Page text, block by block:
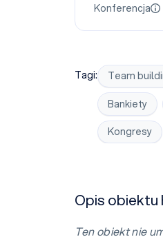
Konferencja
Tagi: Team
Bankiety
Kongresy
Opis
Ten obiekt nie